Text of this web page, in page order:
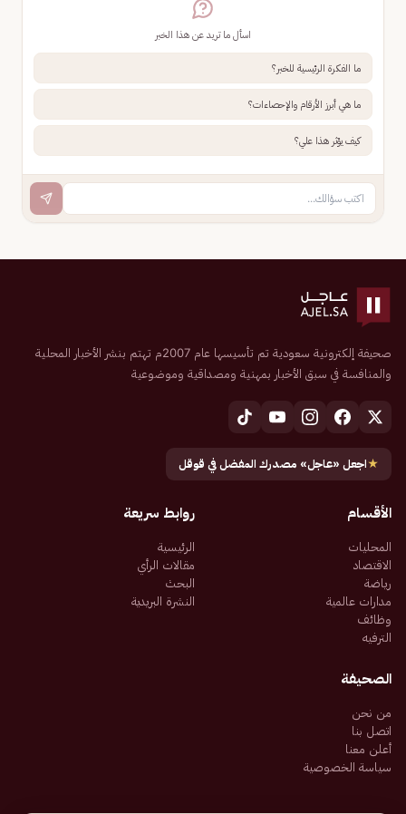
اسأل ما تريد عن هذا الخبر
ما الفكرة الرئيسية للخبر؟
ما هي أبرز الأرقام والإحصاءات؟
كيف يؤثر هذا علي؟
صحيفة إلكترونية سعودية تم تأسيسها عام 2007م تهتم بنشر الأخبار المحلية
والمنافسة في سبق الأخبار بمهنية ومصداقية وموضوعية
★اجعل «عاجل» مصدرك المفضل في قوقل
الأقسام
المحليات
الاقتصاد
رياضة
مدارات عالمية
وظائف
الترفيه
روابط سريعة
الرئيسية
مقالات الرأي
البحث
النشرة البريدية
الصحيفة
من نحن
اتصل بنا
أعلن معنا
سياسة الخصوصية